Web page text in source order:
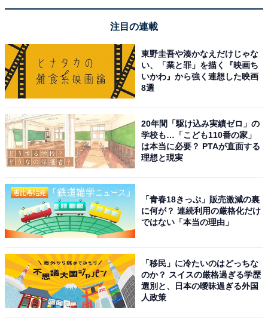
注目の連載
東野圭吾や湊かなえだけじゃな
い、「業と罪」を描く『映画ち
いかわ』から強く連想した映画
8選
20年間「駆け込み実績ゼロ」の
学校も…「こども110番の家」
は本当に必要？ PTAが直面する
理想と現実
「青春18きっぷ」販売激減の裏
に何が？ 連続利用の厳格化だけ
ではない「本当の理由」
「移民」に冷たいのはどっちな
のか？ スイスの厳格過ぎる学歴
選別と、日本の曖昧過ぎる外国
人政策